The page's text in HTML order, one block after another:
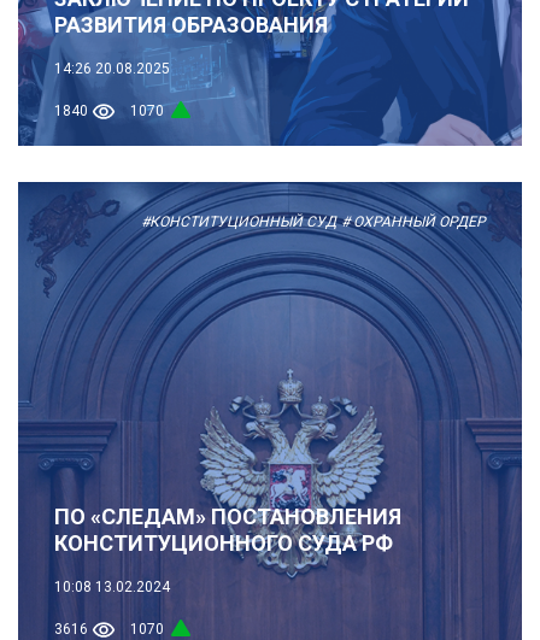
РАЗВИТИЯ ОБРАЗОВАНИЯ
14:26 20.08.2025
1840 1070
#КОНСТИТУЦИОННЫЙ СУД # ОХРАННЫЙ ОРДЕР
ПО «СЛЕДАМ» ПОСТАНОВЛЕНИЯ
КОНСТИТУЦИОННОГО СУДА РФ
10:08 13.02.2024
3616 1070